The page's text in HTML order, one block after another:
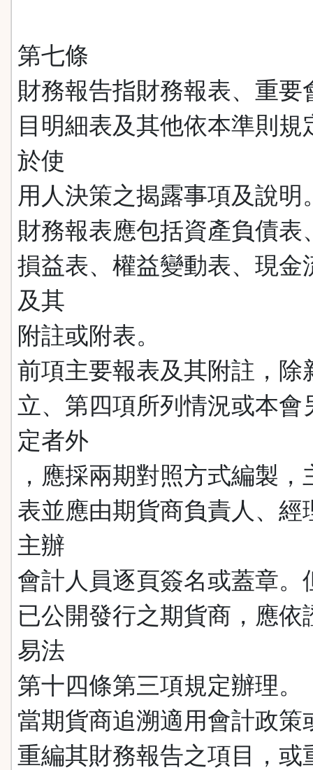
第七條
財務報告指財務報表、重要
目明細表及其他依本準則規
於使
用人決策之揭露事項及說明
財務報表應包括資產負債表
損益表、權益變動表、現金
及其
附註或附表。
前項主要報表及其附註，除
立、第四項所列情況或本會
定者外
，應採兩期對照方式編製，
表並應由期貨商負責人、經
主辦
會計人員逐頁簽名或蓋章。
已公開發行之期貨商，應依
易法
第十四條第三項規定辦理。
當期貨商追溯適用會計政策
重編其財務報告之項目，或